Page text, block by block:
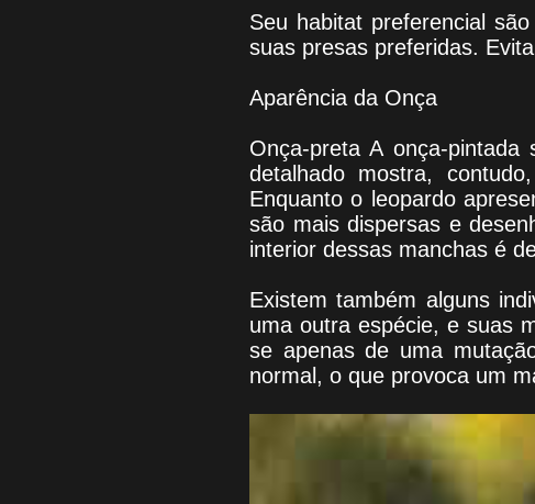
Seu habitat preferencial
suas presas preferidas.
Aparência da Onça
Onça-preta A onça-
detalhado mostra,
Enquanto o leopardo
são mais dispersas e
interior dessas manchas é
Existem também alguns
uma outra espécie, e suas
se apenas de uma
normal, o que provoca um